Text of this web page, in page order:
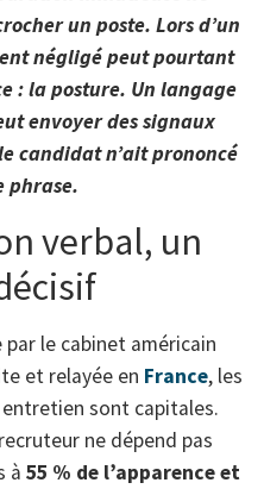
un poste. Lors d’un
négligé peut pourtant
: la posture. Un langage
envoyer des signaux
candidat n’ait prononcé
phrase.
verbal, un
par le cabinet américain
et relayée en France, les
entretien sont capitales.
ne dépend pas
à 55 % de l’apparence et